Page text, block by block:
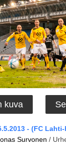
kuva
- (FC Lahti-
Survonen /